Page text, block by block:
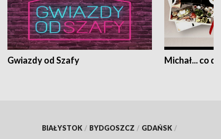
Gwiazdy od Szafy Michał... co
BIAŁYSTOK / BYDGOSZCZ / GDAŃSK /